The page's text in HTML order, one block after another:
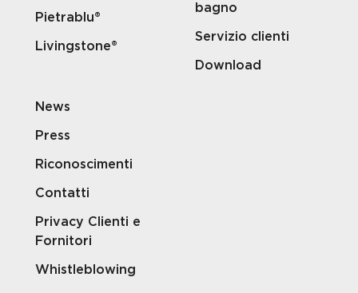
Pietrablu®
Livingstone®
bagno
Servizio clienti
Download
News
Press
Riconoscimenti
Contatti
Privacy Clienti e
Fornitori
Whistleblowing